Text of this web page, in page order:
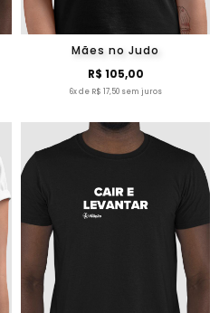
Mães no Judo
R$ 105,00
6x de R$ 17,50 sem juros